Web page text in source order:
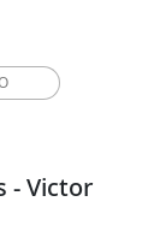
- Victor